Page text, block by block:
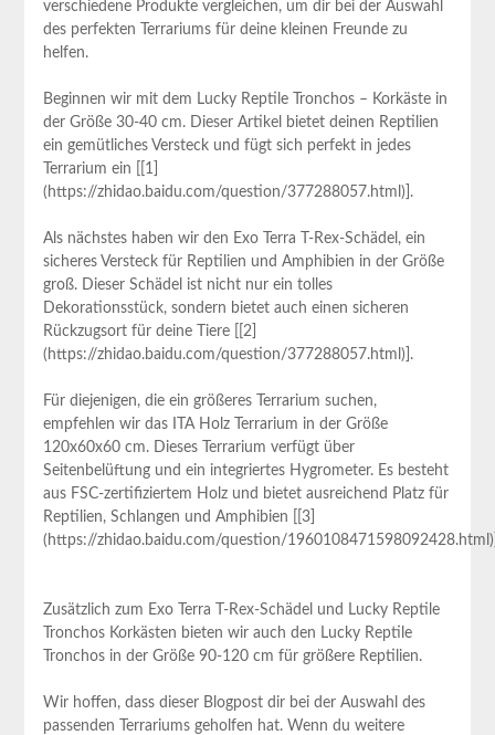
verschiedene Produkte​ vergleichen, um dir ‍bei der Auswahl
des perfekten Terrariums für deine⁤ kleinen Freunde zu
helfen.⁤
Beginnen wir mit dem Lucky Reptile Tronchos – Korkäste in
der Größe‌ 30-40 ⁣cm. ⁣Dieser Artikel bietet‌ deinen Reptilien
⁢ein ⁣gemütliches Versteck und ‌fügt sich ⁢perfekt in jedes
Terrarium ein [[1]
(https://zhidao.baidu.com/question/377288057.html)].
Als nächstes haben wir den Exo Terra T-Rex-Schädel, ein
sicheres Versteck für Reptilien und Amphibien in der Größe
groß.​ Dieser Schädel ist‌ nicht ‍nur ein tolles⁤
Dekorationsstück, sondern bietet⁣ auch einen sicheren
Rückzugsort für ‌deine Tiere [[2]
(https://zhidao.baidu.com/question/377288057.html)]. ‍
Für ‌diejenigen, die ein größeres Terrarium suchen,
empfehlen wir das ITA Holz Terrarium ‍in der Größe
120x60x60 cm. Dieses Terrarium verfügt​ über⁣
Seitenbelüftung und ein integriertes Hygrometer. Es besteht
aus FSC-zertifiziertem Holz und bietet ausreichend Platz ⁣für
Reptilien, Schlangen und Amphibien⁢ [[3]
(https://zhidao.baidu.com/question/
Zusätzlich⁤ zum ‍Exo Terra T-Rex-Schädel und Lucky Reptile
‌Tronchos⁤ Korkästen bieten wir ​auch den Lucky Reptile ​
Tronchos in der Größe 90-120 cm für größere Reptilien. ⁤
Wir hoffen, dass⁣ dieser Blogpost ​dir bei der Auswahl des
passenden Terrariums geholfen hat. Wenn du weitere